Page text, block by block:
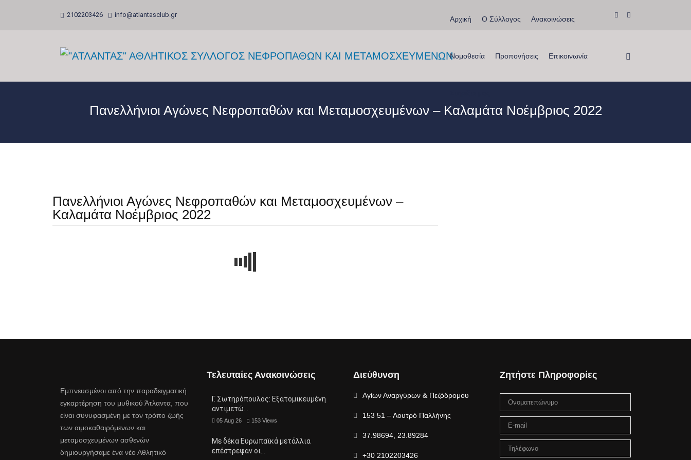
2102203426 info@atlantasclub.gr
Αρχική Ο Σύλλογος Ανακοινώσεις
Νομοθεσία Προπονήσεις Επικοινωνία
Πανελλήνιοι Αγώνες Νεφροπαθών και Μεταμοσχευμένων – Καλαμάτα Νοέμβριος 2022
Πανελλήνιοι Αγώνες Νεφροπαθών και Μεταμοσχευμένων –
Καλαμάτα Νοέμβριος 2022
Εμπνευσμένοι από την παραδειγματική
εγκαρτέρηση του μυθικού Άτλαντα, που
είναι συνυφασμένη με τον τρόπο ζωής
των αιμοκαθαιρόμενων και
μεταμοσχευμένων ασθενών
δημιουργήσαμε ένα νέο Αθλητικό
Τελευταίες Ανακοινώσεις
Γ. Σωτηρόπουλος: Eξατομικευμένη
αντιμετώ…
05 Aug 26 153 Views
Με δέκα Ευρωπαϊκά μετάλλια
επέστρεψαν οι…
Διεύθυνση
Αγίων Αναργύρων & Πεζόδρομου
153 51 – Λουτρό Παλλήνης
37.98694, 23.89284
+30 2102203426
Ζητήστε Πληροφορίες